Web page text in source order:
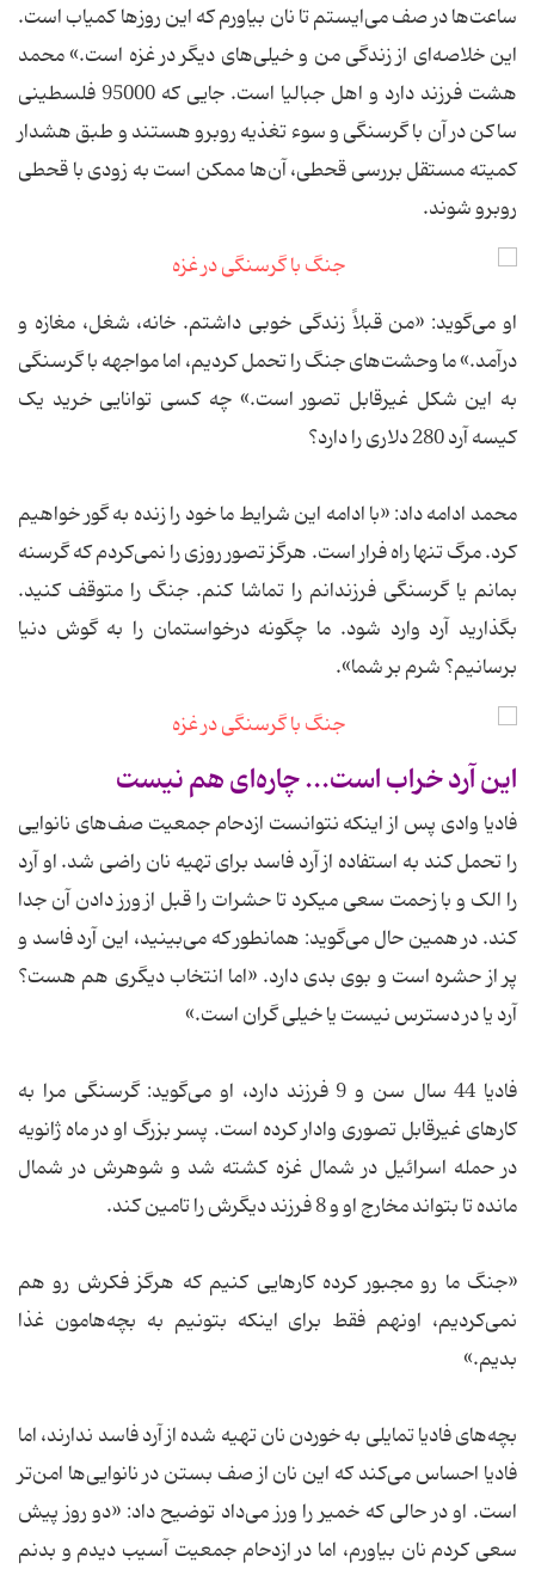
ساعت‌ها در صف می‌ایستم تا نان بیاورم که این روزها کمیاب است.
این خلاصه‌ای از زندگی من و خیلی‌های دیگر در غزه است.» محمد
هشت فرزند دارد و اهل جبالیا است. جایی که 95000 فلسطینی
ساکن در آن با گرسنگی و سوء تغذیه روبرو هستند و طبق هشدار
کمیته مستقل بررسی قحطی، آن‌ها ممکن است به زودی با قحطی
روبرو شوند.
او می‌گوید: «من قبلاً زندگی خوبی داشتم. خانه، شغل، مغازه و
درآمد.» ما وحشت‌های جنگ را تحمل کردیم، اما مواجهه با گرسنگی
به این شکل غیرقابل تصور است.» چه کسی توانایی خرید یک
کیسه آرد 280 دلاری را دارد؟
محمد ادامه داد: «‌با ادامه این شرایط‌ ما خود را زنده به گور خواهیم
کرد. مرگ تنها راه فرار است. هرگز تصور روزی را نمی‌کردم که گرسنه
بمانم یا گرسنگی فرزندانم را تماشا کنم. جنگ را متوقف کنید.
بگذارید آرد وارد شود. ما چگونه درخواستمان را به گوش دنیا
برسانیم؟ شرم بر شما».
این آرد خراب است... چاره‌ای هم نیست
فادیا وادی پس از اینکه نتوانست ازدحام جمعیت صف‌های نانوایی
را تحمل کند به استفاده از آرد فاسد برای تهیه نان راضی شد. او آرد
را الک و با زحمت سعی میکرد تا حشرات را قبل از ورز دادن آن جدا
کند. در همین حال می‌گوید: همانطور که می‌بینید، این آرد فاسد و
پر از حشره است و بوی بدی دارد. «اما انتخاب دیگری هم هست؟‌
آرد یا در دسترس نیست یا خیلی گران است.»
فادیا 44 سال سن و 9 فرزند دارد، او می‌گوید: گرسنگی مرا به
کارهای غیرقابل تصوری وادار کرده است. پسر بزرگ او در ماه ژانویه
در حمله اسرائیل در شمال غزه کشته شد و شوهرش در شمال
مانده تا بتواند مخارج او و 8 فرزند دیگرش را تامین کند.
«جنگ ما رو مجبور کرده کارهایی کنیم که هرگز فکرش رو هم
نمی‌کردیم، اونهم فقط برای اینکه بتونیم به بچه‌هامون غذا
بدیم.»
بچه‌های فادیا تمایلی به خوردن نان تهیه شده از آرد فاسد ندارند، اما
فادیا احساس می‌کند که این نان از صف بستن در نانوایی‌ها امن‌تر
است. او در حالی که خمیر را ورز می‌داد توضیح داد: «دو روز پیش
سعی کردم نان بیاورم، اما در ازدحام جمعیت آسیب دیدم و بدنم